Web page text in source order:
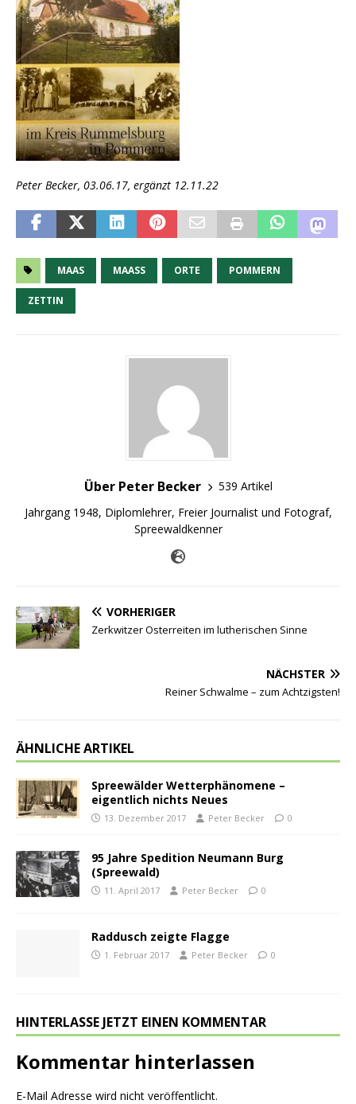
Peter Becker, 03.06.17, ergänzt 12.11.22
MAAS MAASS ORTE POMMERN
ZETTIN
Über Peter Becker
539 Artikel
Jahrgang 1948, Diplomlehrer, Freier Journalist und Fotograf,
Spreewaldkenner
VORHERIGER
Zerkwitzer Osterreiten im lutherischen Sinne
NÄCHSTER
Reiner Schwalme – zum Achtzigsten!
ÄHNLICHE ARTIKEL
Spreewälder Wetterphänomene –
eigentlich nichts Neues
13. Dezember 2017 Peter Becker 0
95 Jahre Spedition Neumann Burg
(Spreewald)
11. April 2017 Peter Becker 0
Raddusch zeigte Flagge
1. Februar 2017 Peter Becker 0
HINTERLASSE JETZT EINEN KOMMENTAR
Kommentar hinterlassen
E-Mail Adresse wird nicht veröffentlicht.